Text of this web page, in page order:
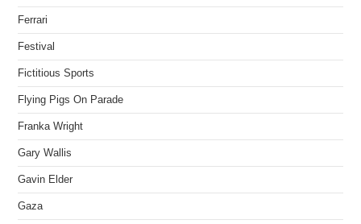
Ferrari
Festival
Fictitious Sports
Flying Pigs On Parade
Franka Wright
Gary Wallis
Gavin Elder
Gaza